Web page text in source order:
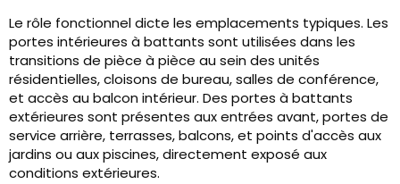
Le rôle fonctionnel dicte les emplacements typiques. Les
portes intérieures à battants sont utilisées dans les
transitions de pièce à pièce au sein des unités
résidentielles, cloisons de bureau, salles de conférence,
et accès au balcon intérieur. Des portes à battants
extérieures sont présentes aux entrées avant, portes de
service arrière, terrasses, balcons, et points d'accès aux
jardins ou aux piscines, directement exposé aux
conditions extérieures.